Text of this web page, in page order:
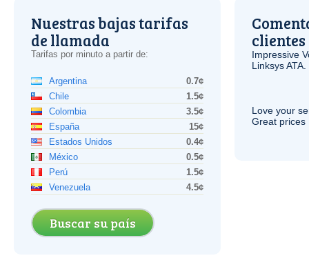
Nuestras bajas tarifas
de llamada
Tarifas por minuto a partir de:
Argentina
0.7¢
Chile
1.5¢
Colombia
3.5¢
España
15¢
Estados Unidos
0.4¢
México
0.5¢
Perú
1.5¢
Venezuela
4.5¢
Buscar su país
clientes
Impressive
LinksysATA
Love your
Great prices